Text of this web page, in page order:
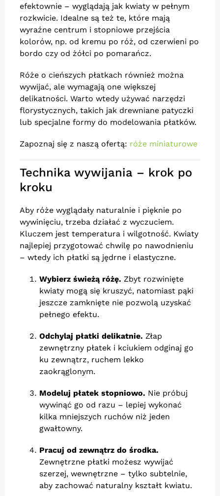
efektownie – wyglądają jak kwiaty w pełnym
rozkwicie. Idealne są też te, które mają
wyraźne centrum i stopniowe przejścia
kolorów, np. od kremu po róż, od czerwieni po
bordo czy od żółci po pomarańcz.
Róże o cieńszych płatkach również można
wywijać, ale wymagają one większej
delikatności. Warto wtedy używać narzędzi
florystycznych, takich jak drewniane patyczki
lub specjalne formy do modelowania płatków.
Zapoznaj się z naszą ofertą: róże miniaturowe
Technika wywijania – krok po
kroku
Aby róże wyglądały naturalnie i pięknie po
wywinięciu, trzeba działać z wyczuciem.
Kluczem jest temperatura i wilgotność. Kwiaty
najlepiej przygotować chwilę po nawodnieniu
– wtedy ich płatki są jędrne i elastyczne.
Wybierz świeżą różę. Zbyt rozwinięte
kwiaty mogą się kruszyć, natomiast pąki
jeszcze zamknięte nie pozwolą uzyskać
pełnego efektu.
Odchylaj płatki delikatnie. Złap
zewnętrzny płatek i kciukiem odginaj go
ku zewnątrz, ruchem lekko
zaokrąglonym.
Modeluj płatek stopniowo. Nie próbuj
wywinąć go od razu – lepiej wykonać
kilka mniejszych ruchów niż jeden
gwałtowny.
Pracuj od zewnątrz do środka.
Zewnętrzne płatki możesz wywijać
szerzej, wewnętrzne – tylko subtelnie,
aby zachować naturalny kształt kwiatu.